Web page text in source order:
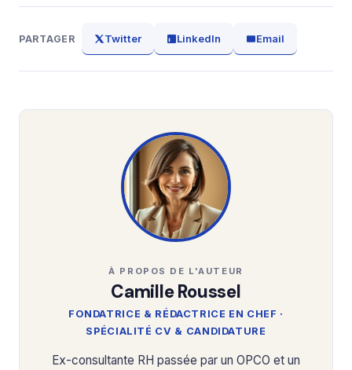
PARTAGER Twitter LinkedIn Email
À PROPOS DE L'AUTEUR
Camille Roussel
FONDATRICE & RÉDACTRICE EN CHEF ·
SPÉCIALITÉ CV & CANDIDATURE
Ex-consultante RH passée par un OPCO et un